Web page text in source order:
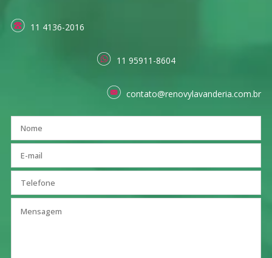
11 4136-2016
11 95911-8604
contato@renovylavanderia.com.br